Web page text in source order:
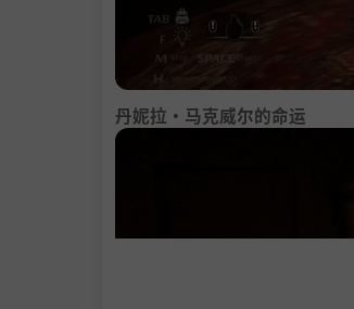
丹妮拉·马克威尔的命运